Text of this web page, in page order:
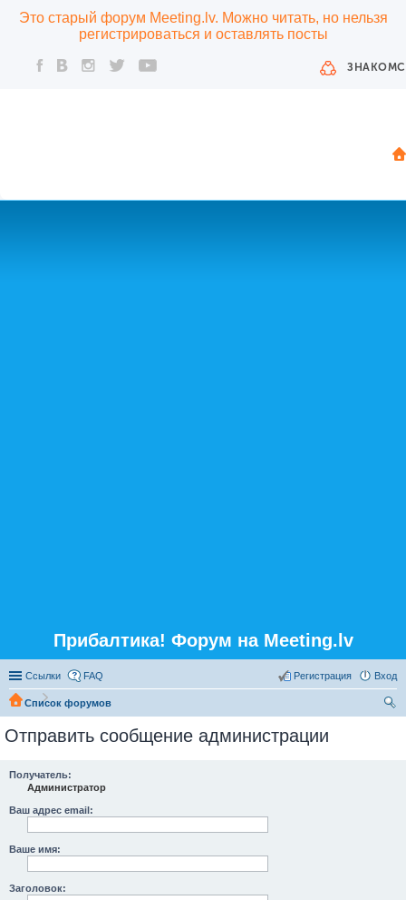
Это старый форум Meeting.lv. Можно читать, но нельзя
регистрироваться и оставлять посты
Прибалтика! Форум на Meeting.lv
Ссылки FAQ Вход
Регистрация
Список форумов
Отправить сообщение администрации
Получатель:
Администратор
Ваш адрес email:
Ваше имя:
Заголовок: